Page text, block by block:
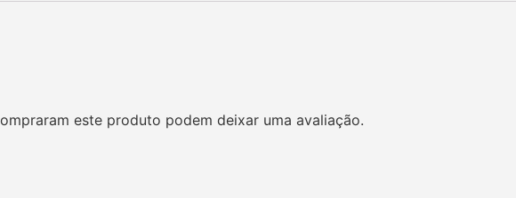
este produto podem deixar uma avaliação.